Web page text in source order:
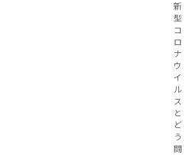
新
型
コ
ロ
ナ
ウ
イ
ル
ス
と
ど
う
闘